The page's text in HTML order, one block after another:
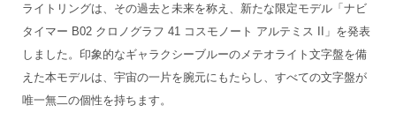
ライトリングは、その過去と未来を称え、新たな限定モデル「ナビ
タイマー B02 クロノグラフ 41 コスモノート アルテミス II」を発表
しました。印象的なギャラクシーブルーのメテオライト文字盤を備
えた本モデルは、宇宙の一片を腕元にもたらし、すべての文字盤が
唯一無二の個性を持ちます。